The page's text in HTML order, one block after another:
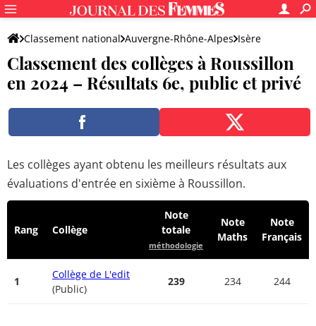
Classement national Auvergne-Rhône-Alpes Isère
Roussillon
Classement des collèges à Roussillon
en 2024 – Résultats 6e, public et privé
Les collèges ayant obtenu les meilleurs résultats aux
évaluations d'entrée en sixième à Roussillon.
Rang Collège
Note
totale
méthodologie
Note
Maths
Note
Français
1
Collège de L'edit
(Public)
239 234 244